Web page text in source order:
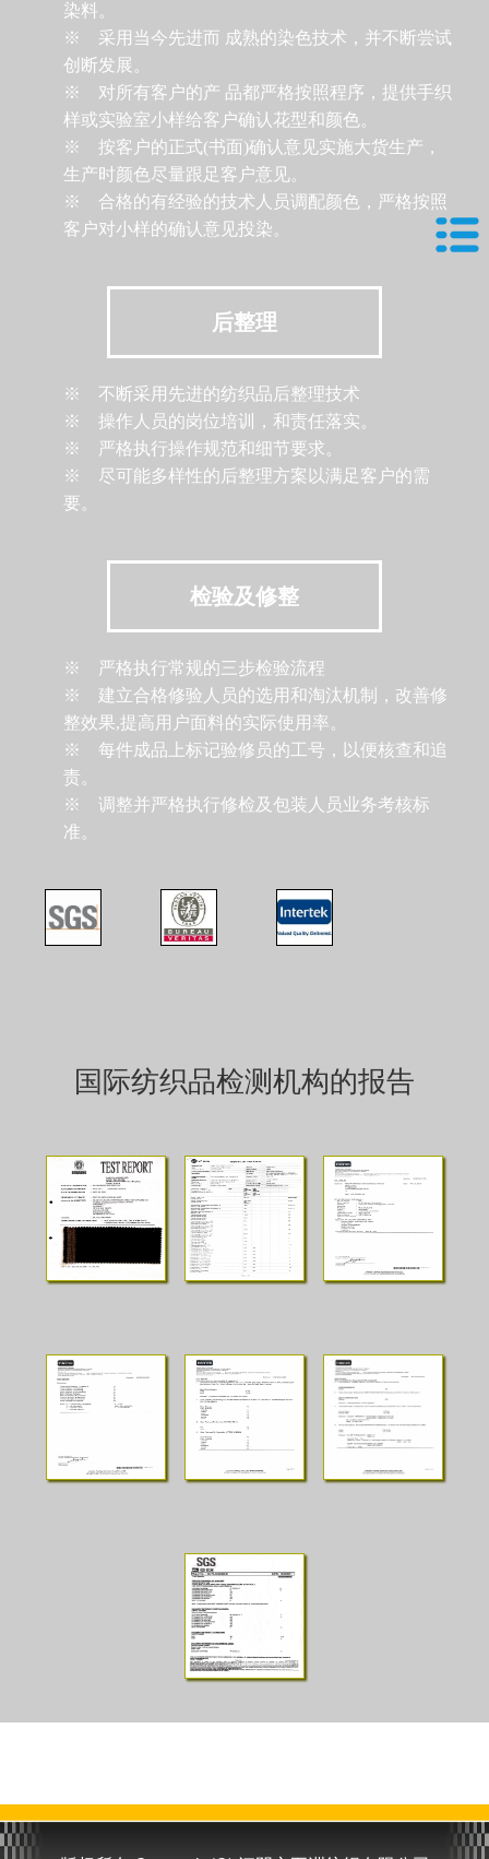
染料。
※ 采用当今先进而 成熟的染色技术，并不断尝试
创断发展。
※ 对所有客户的产 品都严格按照程序，提供手织
样或实验室小样给客户确认花型和颜色。
※ 按客户的正式(书面)确认意见实施大货生产，
生产时颜色尽量跟足客户意见。
※ 合格的有经验的技术人员调配颜色，严格按照
客户对小样的确认意见投染。
后整理
※ 不断采用先进的纺织品后整理技术
※ 操作人员的岗位培训，和责任落实。
※ 严格执行操作规范和细节要求。
※ 尽可能多样性的后整理方案以满足客户的需
要。
检验及修整
※ 严格执行常规的三步检验流程
※ 建立合格修验人员的选用和淘汰机制，改善修
整效果,提高用户面料的实际使用率。
※ 每件成品上标记验修员的工号，以便核查和追
责。
※ 调整并严格执行修检及包装人员业务考核标
准。
国际纺织品检测机构的报告